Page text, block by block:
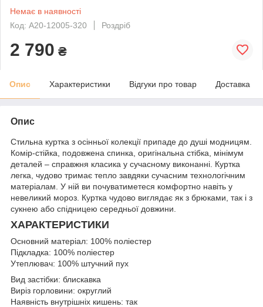
Немає в наявності
Код: A20-12005-320
Роздріб
2 790 ₴
Опис Характеристики Відгуки про товар Доставка
Опис
Стильна куртка з осінньої колекції припаде до душі модницям.
Комір-стійка, подовжена спинка, оригінальна стібка, мінімум
деталей – справжня класика у сучасному виконанні. Куртка
легка, чудово тримає тепло завдяки сучасним технологічним
матеріалам. У ній ви почуватиметеся комфортно навіть у
невеликий мороз. Куртка чудово виглядає як з брюками, так і з
сукнею або спідницею середньої довжини.
ХАРАКТЕРИСТИКИ
Основний матеріал: 100% поліестер
Підкладка: 100% поліестер
Утеплювач: 100% штучний пух
Вид застібки: блискавка
Виріз горловини: округлий
Наявність внутрішніх кишень: так